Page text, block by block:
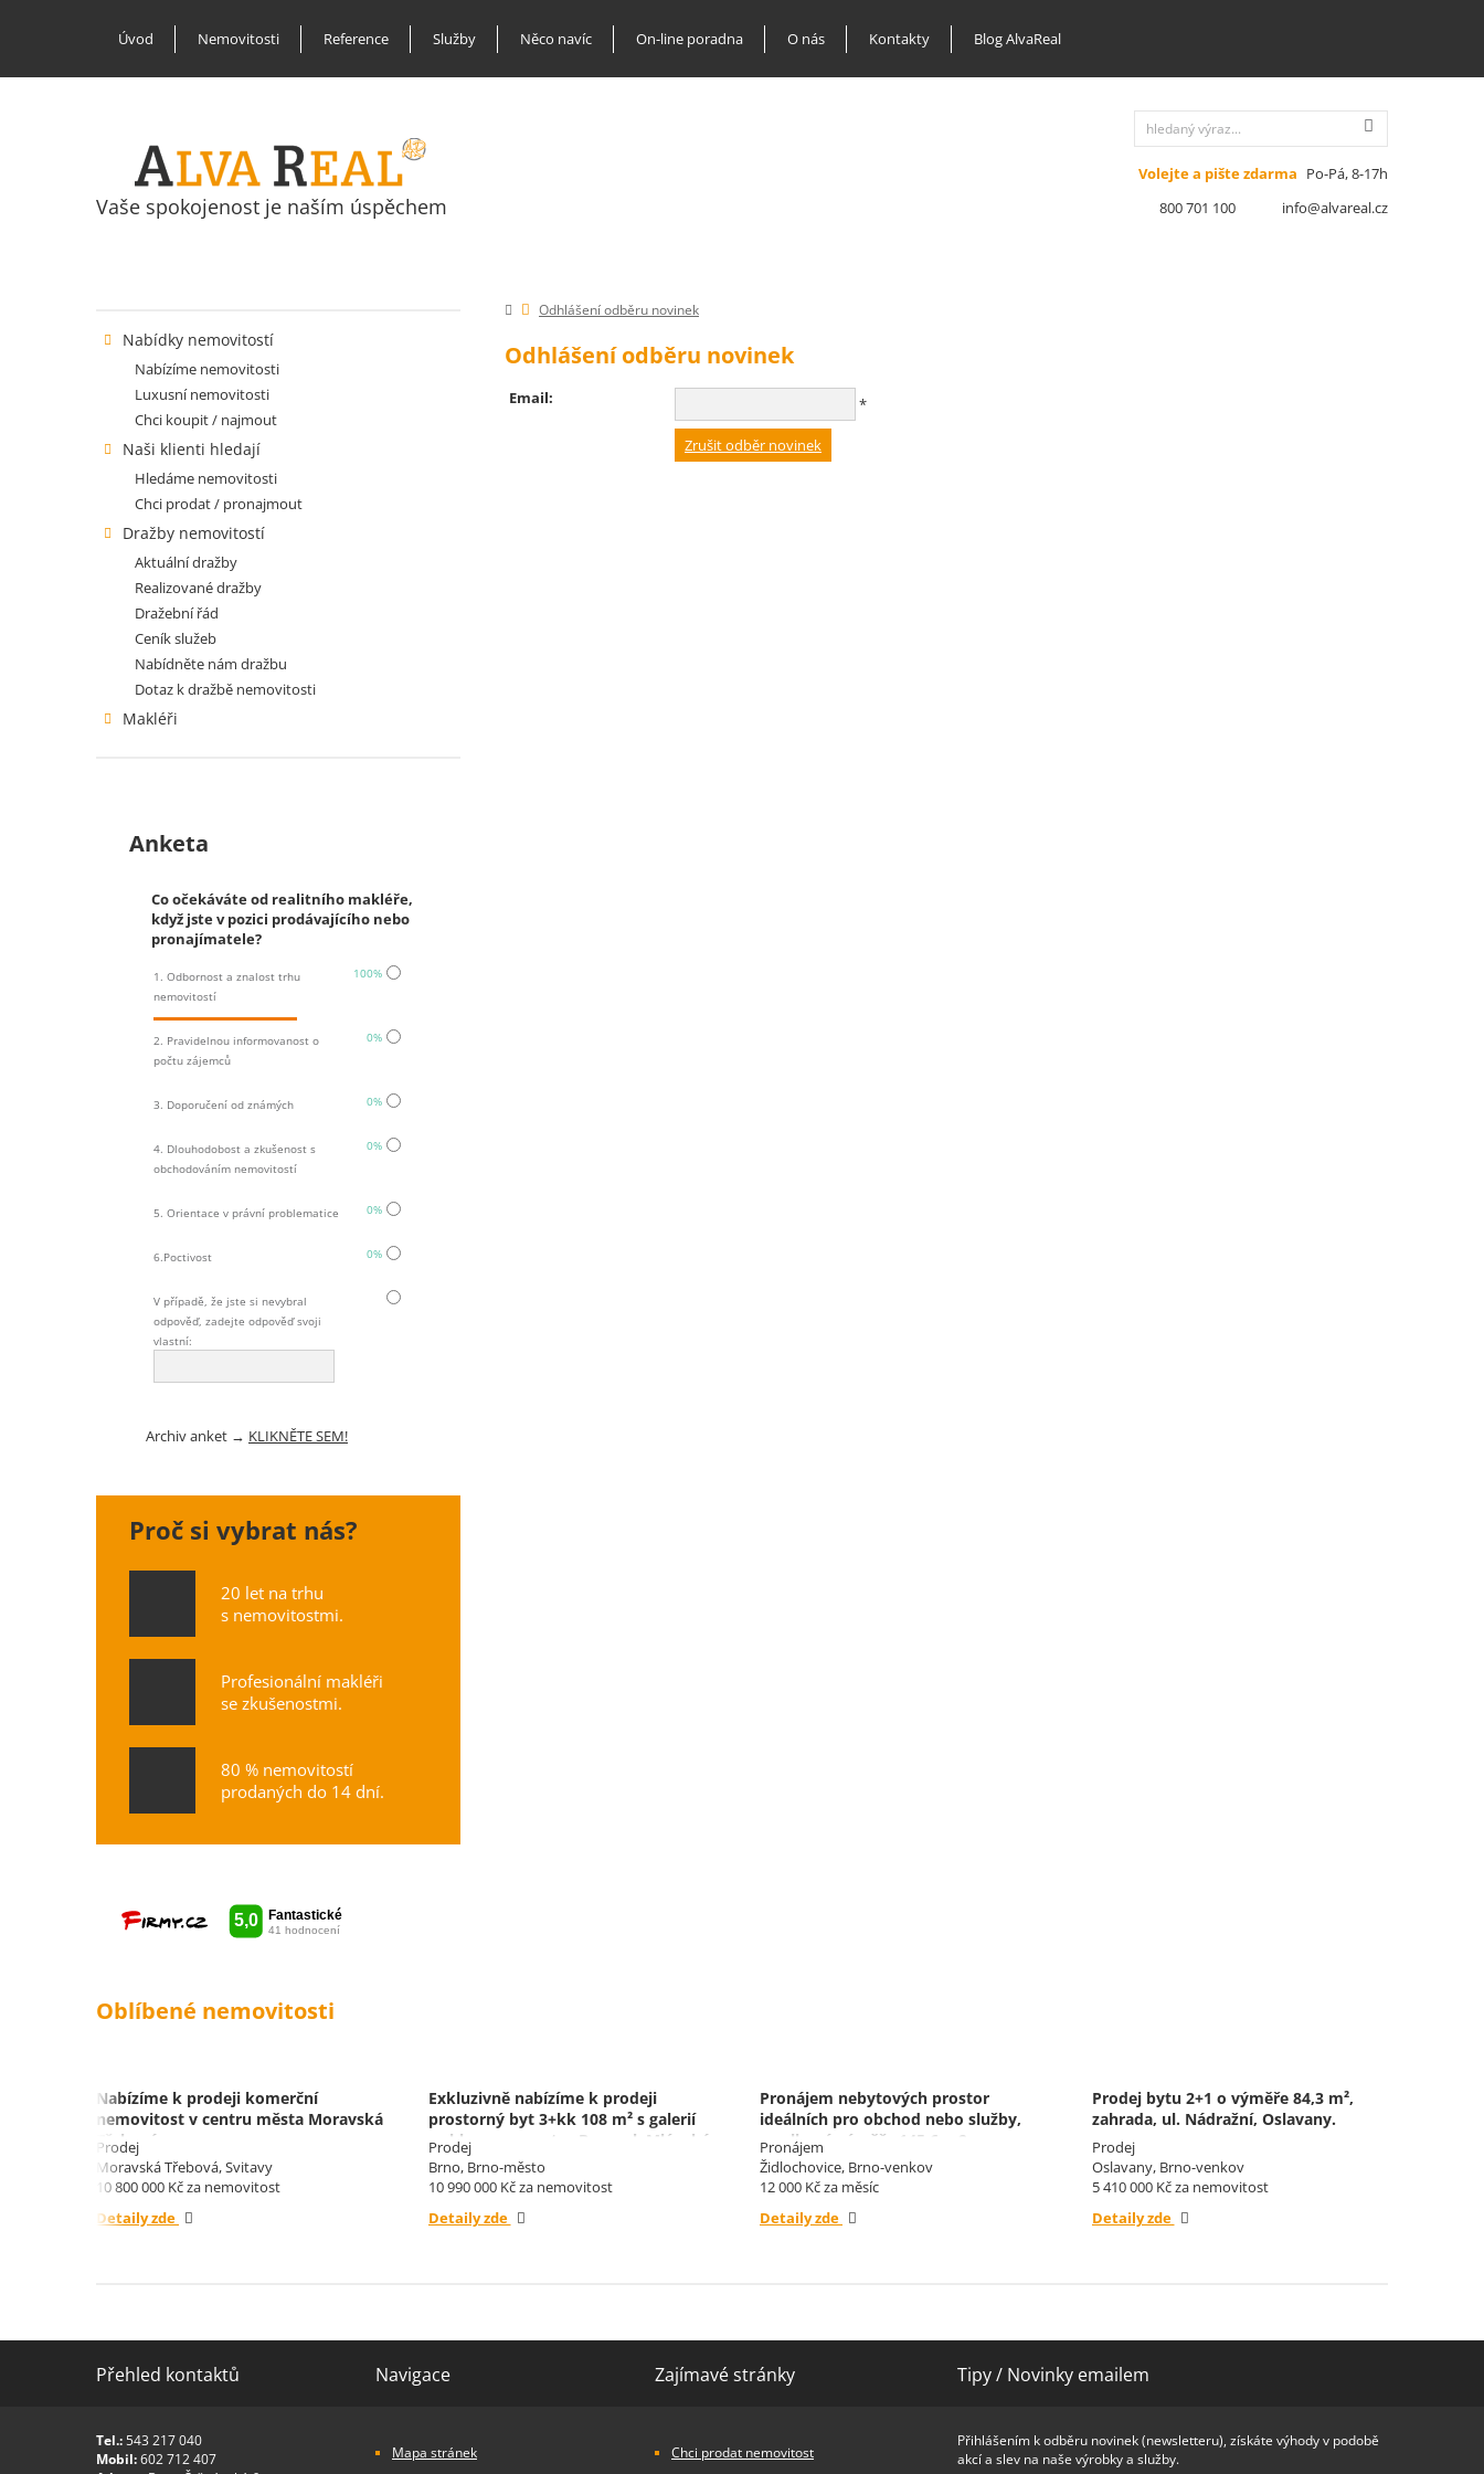
Úvod Nemovitosti Reference Služby Něco navíc On-line poradna O nás Kontakty Blog AlvaReal
Vaše spokojenost je naším úspěchem
Volejte a pište zdarma Po-Pá, 8-17h
800 701 100
info@alvareal.cz
Nabídky nemovitostí
Nabízíme nemovitosti
Luxusní nemovitosti
Chci koupit / najmout
Naši klienti hledají
Hledáme nemovitosti
Chci prodat / pronajmout
Dražby nemovitostí
Aktuální dražby
Realizované dražby
Dražební řád
Ceník služeb
Nabídněte nám dražbu
Dotaz k dražbě nemovitosti
Makléři
Anketa
Co očekáváte od realitního makléře,
když jste v pozici prodávajícího nebo
pronajímatele?
1. Odbornost a znalost trhu
nemovitostí
100%
2. Pravidelnou informovanost o
počtu zájemců
0%
3. Doporučení od známých 0%
4. Dlouhodobost a zkušenost s
obchodováním nemovitostí
0%
5. Orientace v právní problematice 0%
6.Poctivost 0%
V případě, že jste si nevybral
odpověď, zadejte odpověď svoji
vlastní:
Archiv anket → KLIKNĚTE SEM!
Proč si vybrat nás?
20 let na trhu
s nemovitostmi.
Profesionální makléři
se zkušenostmi.
80 % nemovitostí
prodaných do 14 dní.
Odhlášení odběru novinek
Odhlášení odběru novinek
Email: *
Oblíbené nemovitosti
Nabízíme k prodeji komerční
nemovitost v centru města Moravská
Třebová.
Prodej
Moravská Třebová, Svitavy
10 800 000 Kč za nemovitost
Detaily zde
Exkluzivně nabízíme k prodeji
prostorný byt 3+kk 108 m² s galerií
a sklepem v centru Brna, ul. Mlýnská
Prodej
Brno, Brno-město
10 990 000 Kč za nemovitost
Detaily zde
Pronájem nebytových prostor
ideálních pro obchod nebo služby,
o celkové výměře 145,6 m2.
Pronájem
Židlochovice, Brno-venkov
12 000 Kč za měsíc
Detaily zde
Prodej bytu 2+1 o výměře 84,3 m²,
zahrada, ul. Nádražní, Oslavany.
Prodej
Oslavany, Brno-venkov
5 410 000 Kč za nemovitost
Detaily zde
Přehled kontaktů
Tel.:543 217 040
Mobil:602 712 407
Navigace
Mapa stránek
Zajímavé stránky
Chci prodat nemovitost
Tipy / Novinky emailem
Přihlášením k odběru novinek (newsletteru), získáte výhody v podobě
akcí a slev na naše výrobky a služby.